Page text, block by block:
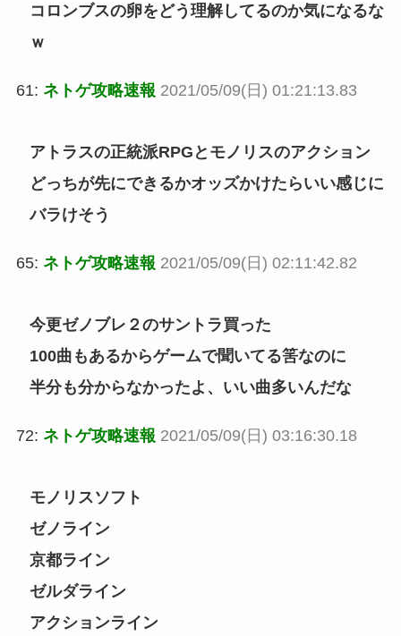
コロンブスの卵をどう理解してるのか気になるな
ｗ
61: ネトゲ攻略速報 2021/05/09(日) 01:21:13.83
アトラスの正統派RPGとモノリスのアクション
どっちが先にできるかオッズかけたらいい感じに
バラけそう
65: ネトゲ攻略速報 2021/05/09(日) 02:11:42.82
今更ゼノブレ２のサントラ買った
100曲もあるからゲームで聞いてる筈なのに
半分も分からなかったよ、いい曲多いんだな
72: ネトゲ攻略速報 2021/05/09(日) 03:16:30.18
モノリスソフト
ゼノライン
京都ライン
ゼルダライン
アクションライン